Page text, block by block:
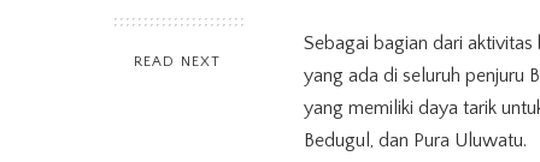
READ NEXT
Sebagai bagian dari
yang ada di seluruh penjuru
yang memiliki daya tarik
Bedugul, dan Pura Uluwatu.